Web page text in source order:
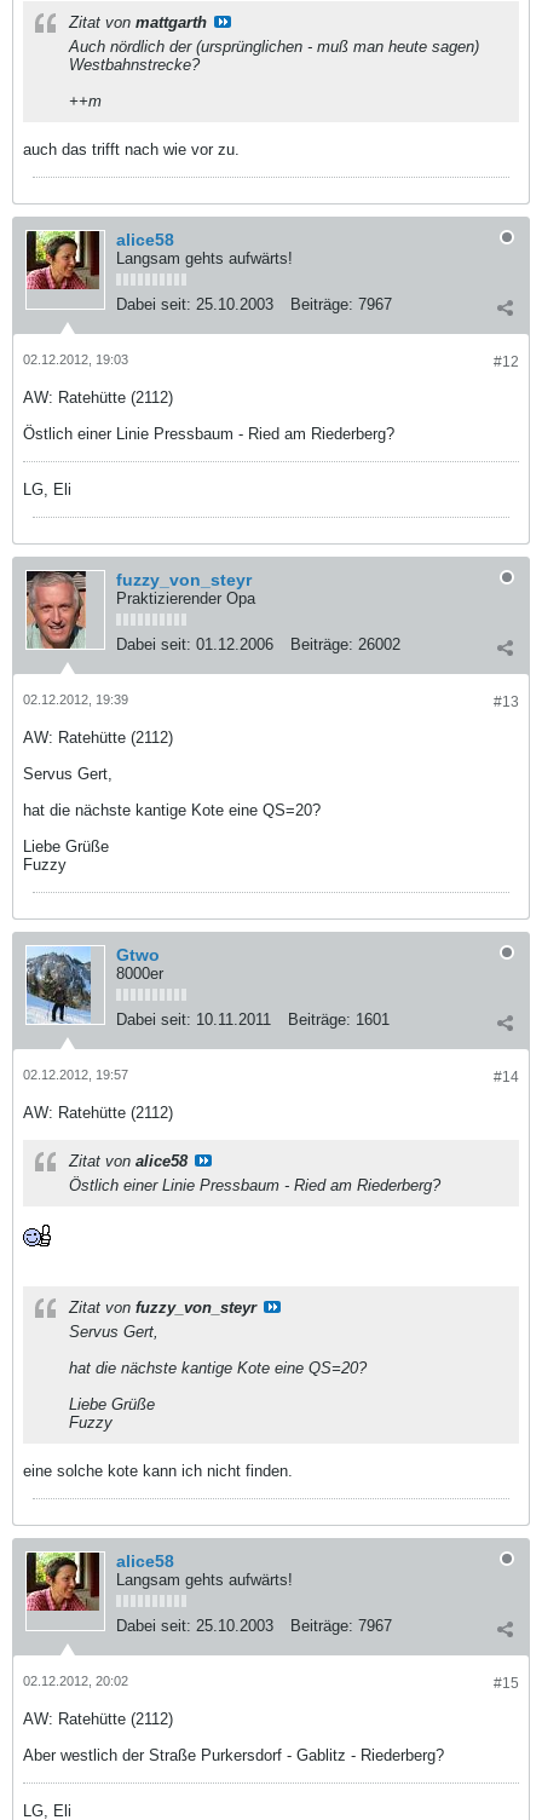
Zitat von mattgarth
Auch nördlich der (ursprünglichen - muß man heute sagen)
Westbahnstrecke?
++m
auch das trifft nach wie vor zu.
alice58
Langsam gehts aufwärts!
Dabei seit: 25.10.2003 Beiträge: 7967
#12
02.12.2012, 19:03
AW: Ratehütte (2112)
Östlich einer Linie Pressbaum - Ried am Riederberg?
LG, Eli
fuzzy_von_steyr
Praktizierender Opa
Dabei seit: 01.12.2006 Beiträge: 26002
#13
02.12.2012, 19:39
AW: Ratehütte (2112)
Servus Gert,
hat die nächste kantige Kote eine QS=20?
Liebe Grüße
Fuzzy
Gtwo
8000er
Dabei seit: 10.11.2011 Beiträge: 1601
#14
02.12.2012, 19:57
AW: Ratehütte (2112)
Zitat von alice58
Östlich einer Linie Pressbaum - Ried am Riederberg?
Zitat von fuzzy_von_steyr
Servus Gert,
hat die nächste kantige Kote eine QS=20?
Liebe Grüße
Fuzzy
eine solche kote kann ich nicht finden.
alice58
Langsam gehts aufwärts!
Dabei seit: 25.10.2003 Beiträge: 7967
#15
02.12.2012, 20:02
AW: Ratehütte (2112)
Aber westlich der Straße Purkersdorf - Gablitz - Riederberg?
LG, Eli